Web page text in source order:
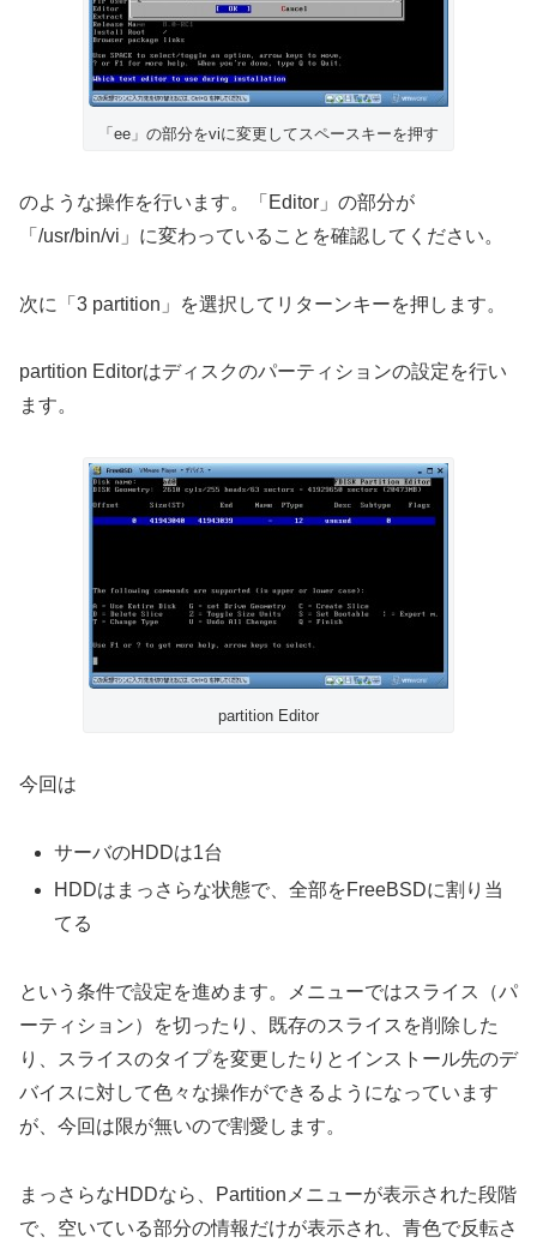
「ee」の部分をviに変更してスペースキーを押す
のような操作を行います。「Editor」の部分が
「/usr/bin/vi」に変わっていることを確認してください。
次に「3 partition」を選択してリターンキーを押します。
partition Editorはディスクのパーティションの設定を行い
ます。
partition Editor
今回は
サーバのHDDは1台
HDDはまっさらな状態で、全部をFreeBSDに割り当
てる
という条件で設定を進めます。メニューではスライス（パ
ーティション）を切ったり、既存のスライスを削除した
り、スライスのタイプを変更したりとインストール先のデ
バイスに対して色々な操作ができるようになっています
が、今回は限が無いので割愛します。
まっさらなHDDなら、Partitionメニューが表示された段階
で、空いている部分の情報だけが表示され、青色で反転さ